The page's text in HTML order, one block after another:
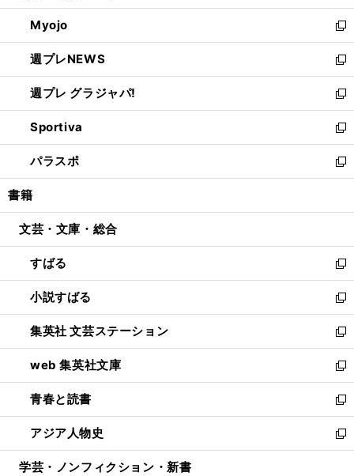
開
く
ウ
で
開
く
ン
ド
ウ
で
開
く
ウ
ィ
ン
ド
ウ
で
開
く
Myojo
新
し
い
ウ
ィ
ン
ド
ウ
で
開
週プレNEWS
新
し
い
ウ
ィ
ン
ド
ウ
開
週プレ グラジャパ!
新
し
い
ウ
ィ
ン
ウ
開
く
Sportiva
新
し
い
ウ
ン
ウ
で
開
く
パラスポ
新
し
ウ
ン
ド
ウ
で
開
く
書籍
文芸・文庫・総合
すばる
新
し
い
ウ
ィ
ン
ド
ウ
で
開
く
小説すばる
新
し
い
ウ
ィ
ン
ド
ウ
で
開
集英社 文芸ステーション
新
し
い
ウ
ィ
ン
ド
ウ
web 集英社文庫
新
し
い
ウ
ィ
ン
青春と読書
新
し
い
ウ
アジア人物史
新
し
学芸・ノンフィクション・新書